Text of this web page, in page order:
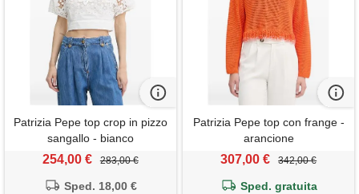
Patrizia Pepe top crop in pizzo
sangallo - bianco
254,00 € 283,00 €
Sped. 18,00 €
Patrizia Pepe top con frange -
arancione
307,00 € 342,00 €
Sped. gratuita